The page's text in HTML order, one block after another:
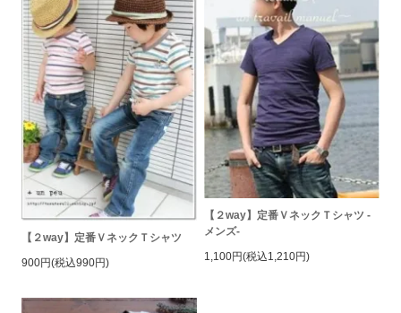
【２way】定番ＶネックＴシャツ
900円(税込990円)
【２way】定番ＶネックＴシャツ -
メンズ-
1,100円(税込1,210円)